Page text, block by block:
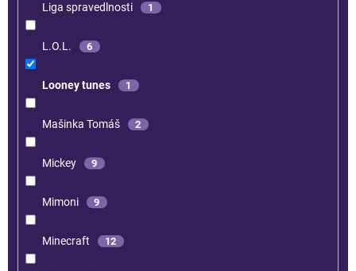
Liga spravedlnosti 1
L.O.L. 6
Looney tunes 1
Mašinka Tomáš 2
Mickey 9
Mimoni 9
Minecraft 12